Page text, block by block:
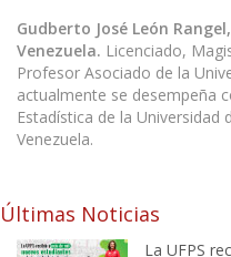
Gudberto José León
Venezuela. Licenciado,
Profesor Asociado de la
actualmente se desempeña
Estadística de la Universidad
Venezuela.
Últimas Noticias
La UFPS